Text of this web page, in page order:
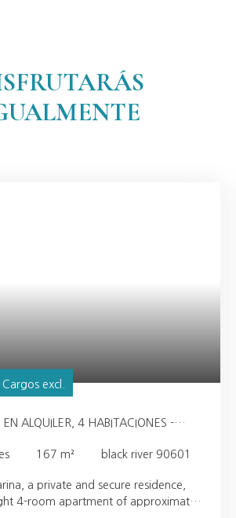
excl.
ALQUILER, 4 HABITACIONES -
167 m² black river 90601
a private and secure residence,
4-room apartment of approximately